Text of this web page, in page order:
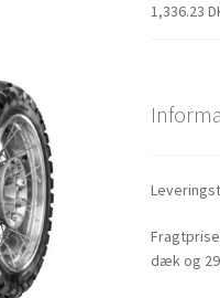
1,336.23
dæk og